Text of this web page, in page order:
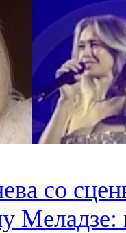
со
Меладзе: